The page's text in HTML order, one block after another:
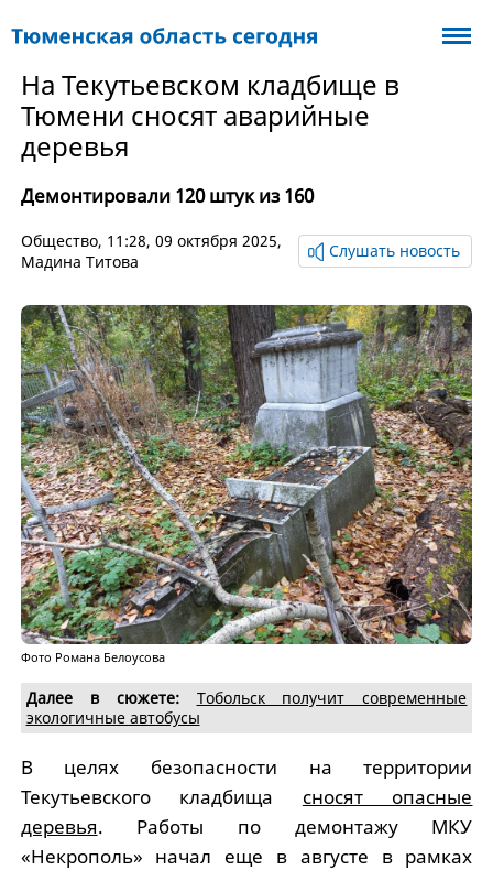
На Текутьевском кладбище в
Тюмени сносят аварийные
деревья
Демонтировали 120 штук из 160
Общество, 11:28, 09 октября 2025,
Мадина Титова
Слушать новость
Фото Романа Белоусова
Далее в сюжете:
Тобольск получит современные
экологичные автобусы
В целях безопасности на территории
Текутьевского кладбища сносят опасные
деревья. Работы по демонтажу МКУ
«Некрополь» начал еще в августе в рамках